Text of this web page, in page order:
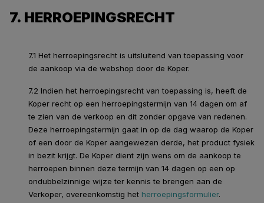
7. HERROEPINGSRECHT
7.1 Het herroepingsrecht is uitsluitend van toepassing voor
de aankoop via de webshop door de Koper.
7.2 Indien het herroepingsrecht van toepassing is, heeft de
Koper recht op een herroepingstermijn van 14 dagen om af
te zien van de verkoop en dit zonder opgave van redenen.
Deze herroepingstermijn gaat in op de dag waarop de Koper
of een door de Koper aangewezen derde, het product fysiek
in bezit krijgt. De Koper dient zijn wens om de aankoop te
herroepen binnen deze termijn van 14 dagen op een op
ondubbelzinnige wijze ter kennis te brengen aan de
Verkoper, overeenkomstig het herroepingsformulier.